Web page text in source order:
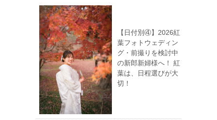
【日付別④】2026紅
葉フォトウェディン
グ・前撮りを検討中
の新郎新婦様へ！ 紅
葉は、日程選びが大
切！